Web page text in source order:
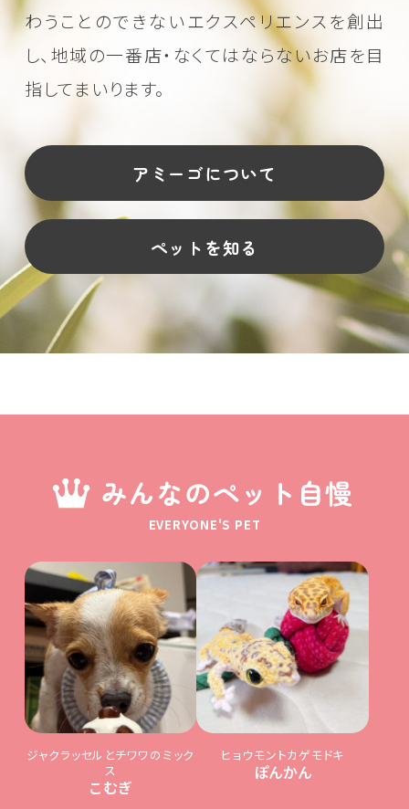
わうことのできないエクスペリエンスを創出
し、地域の一番店・なくてはならないお店を目
指してまいります。
アミーゴについて
ペットを知る
みんなのペット自慢
EVERYONE'S PET
ジャクラッセルとチワワのミック
ス
こむぎ
ヒョウモントカゲモドキ
ぽんかん